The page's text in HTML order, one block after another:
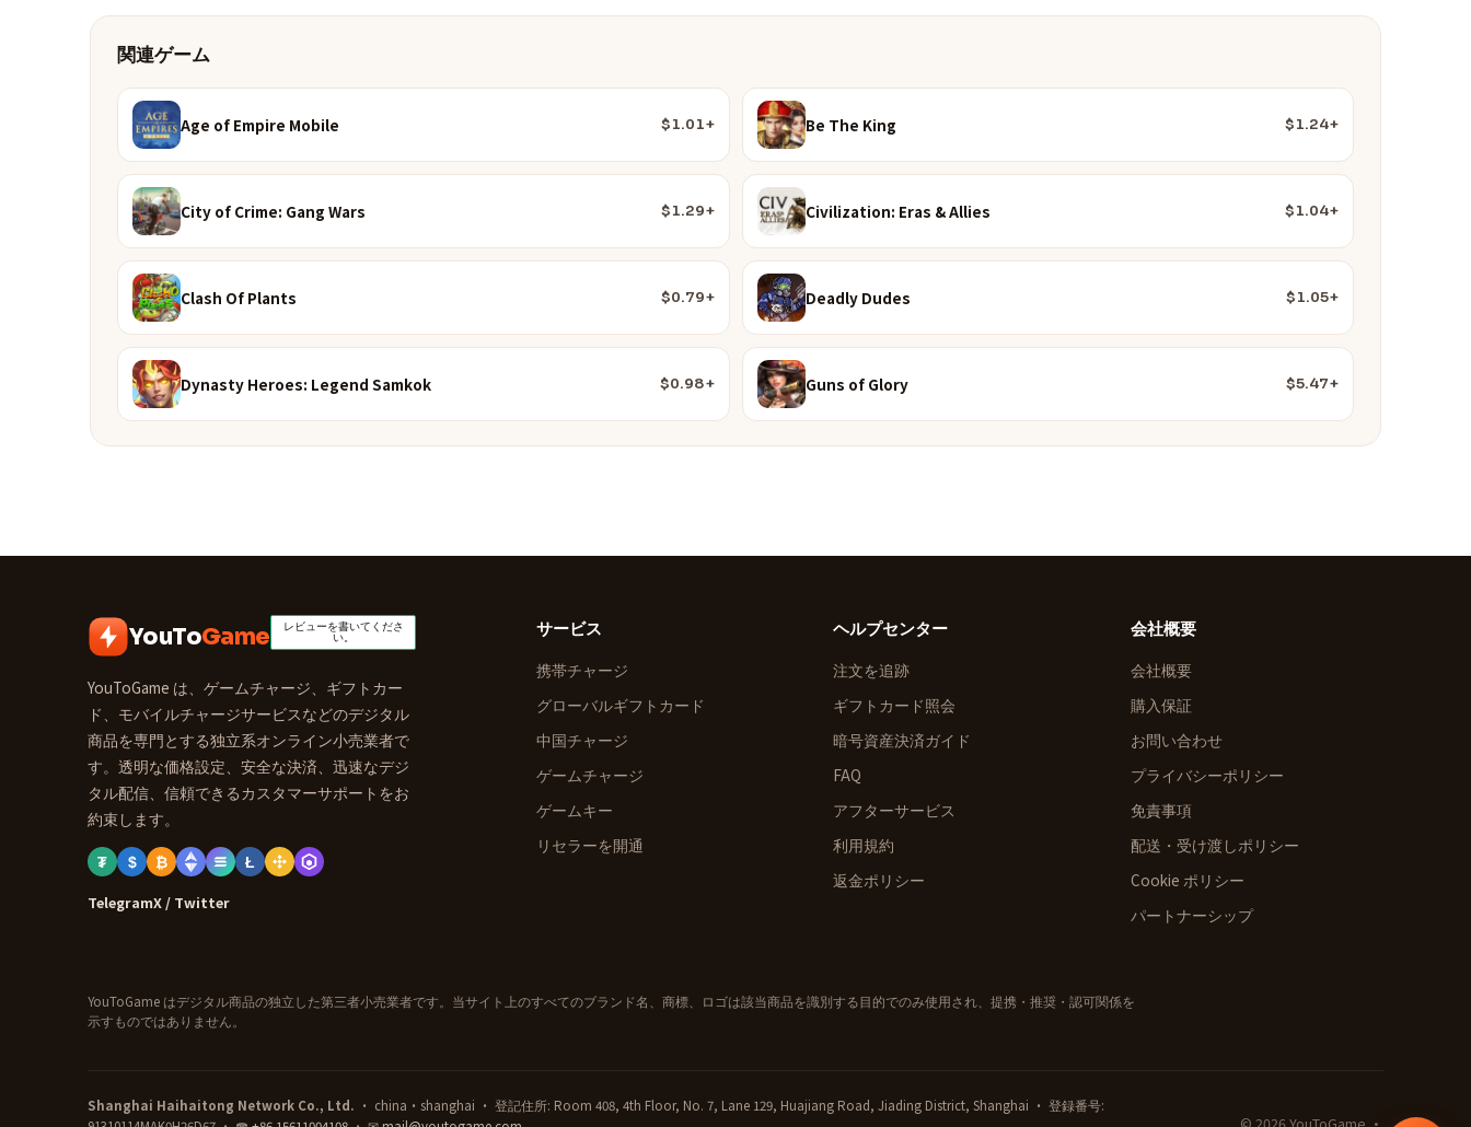
関連ゲーム
Age of Empire Mobile $1.01+ Be The King $1.24+
City of Crime: Gang Wars $1.29+ Civilization: Eras & Allies $1.04+
Clash Of Plants $0.79+ Deadly Dudes $1.05+
Dynasty Heroes: Legend Samkok $0.98+ Guns of Glory $5.47+
YouToGame
YouToGame は、ゲームチャージ、ギフトカー
ド、モバイルチャージサービスなどのデジタル
商品を専門とする独立系オンライン小売業者で
す。透明な価格設定、安全な決済、迅速なデジ
タル配信、信頼できるカスタマーサポートをお
約束します。
₮ $ ₿ Ł
TelegramX / Twitter
サービス
携帯チャージ
グローバルギフトカード
中国チャージ
ゲームチャージ
ゲームキー
リセラーを開通
ヘルプセンター
注文を追跡
ギフトカード照会
暗号資産決済ガイド
FAQ
アフターサービス
利用規約
返金ポリシー
会社概要
会社概要
購入保証
お問い合わせ
プライバシーポリシー
免責事項
配送・受け渡しポリシー
Cookie ポリシー
パートナーシップ
YouToGame はデジタル商品の独立した第三者小売業者です。当サイト上のすべてのブランド名、商標、ロゴは該当商品を識別する目的でのみ使用され、提携・推奨・認可関係を
示すものではありません。
Shanghai Haihaitong Network Co., Ltd. · china·shanghai · 登記住所: Room 408, 4th Floor, No. 7, Lane 129, Huajiang Road, Jiading District, Shanghai · 登録番号: